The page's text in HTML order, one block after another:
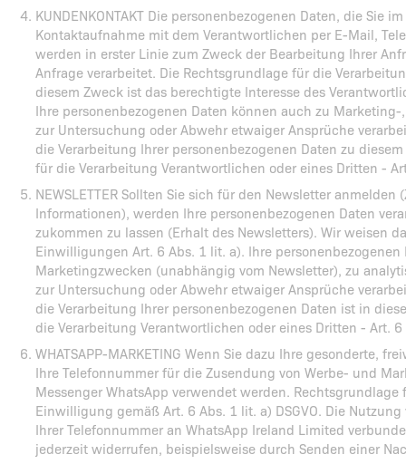
KUNDENKONTAKT Die personenbezogenen Daten, die Sie
Kontaktaufnahme mit dem Verantwortlichen per E-Mail,
werden in erster Linie zum Zweck der Bearbeitung Ihrer
Anfrage verarbeitet. Die Rechtsgrundlage für die
diesem Zweck ist das berechtigte Interesse des
Ihre personenbezogenen Daten können auch zu
zur Untersuchung oder Abwehr etwaiger Ansprüche
die Verarbeitung Ihrer personenbezogenen Daten zu
für die Verarbeitung Verantwortlichen oder eines Dritten -
NEWSLETTER Sollten Sie sich für den Newsletter
Informationen), werden Ihre personenbezogenen Daten
zukommen zu lassen (Erhalt des Newsletters). Wir weisen
Einwilligungen Art. 6 Abs. 1 lit. a). Ihre
Marketingzwecken (unabhängig vom Newsletter), zu
zur Untersuchung oder Abwehr etwaiger Ansprüche
die Verarbeitung Ihrer personenbezogenen Daten ist in
die Verarbeitung Verantwortlichen oder eines Dritten - Art. 6
WHATSAPP-MARKETING Wenn Sie dazu Ihre gesonderte,
Ihre Telefonnummer für die Zusendung von Werbe- und
Messenger WhatsApp verwendet werden.
Einwilligung gemäß Art. 6 Abs. 1 lit. a) DSGVO. Die
Ihrer Telefonnummer an WhatsApp Ireland Limited
jederzeit widerrufen, beispielsweise durch Senden einer